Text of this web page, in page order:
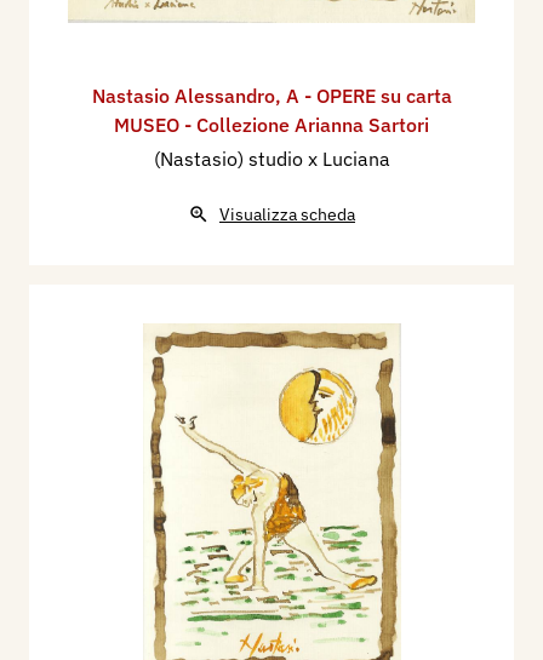
Nastasio Alessandro, A - OPERE su carta
MUSEO - Collezione Arianna Sartori
(Nastasio) studio x Luciana
Visualizza scheda